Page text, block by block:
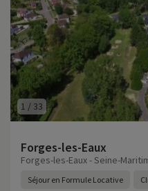
1 / 33
Forges-les-Eaux
Forges-les-Eaux - Seine-
Séjour en Formule Locative